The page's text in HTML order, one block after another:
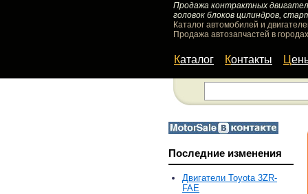
Продажа контрактных
головок блоков цилиндров,
Каталог автомобилей и
Продажа автозапчастей в
Каталог Контакты
Последние изменения
Двигатели Toyota 3ZR-
FAE